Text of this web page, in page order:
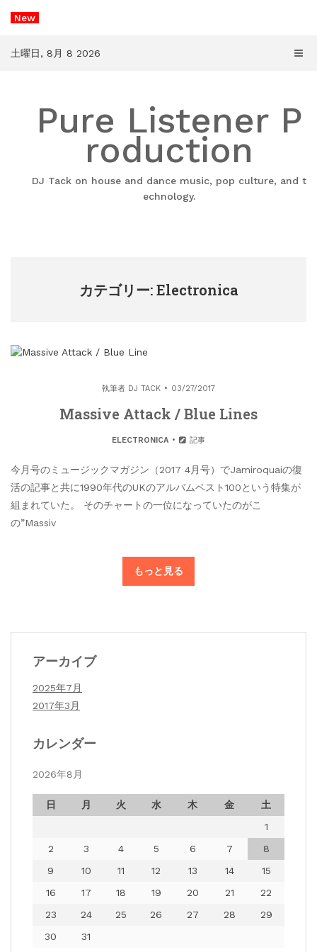
New
土曜日, 8月 8 2026
Pure Listener P
roduction
DJ Tack on house and dance music, pop culture, and t
echnology.
カテゴリー: Electronica
執筆者 DJ TACK 03/27/2017
Massive Attack / Blue Lines
ELECTRONICA 記事
今月号のミュージックマガジン（2017 4月号）でJamiroquaiの復
活の記事と共に1990年代のUKのアルバムベスト100という特集が
組まれていた。 そのチャートの一位になっていたのがこ
の”Massiv
もっと見る
アーカイブ
2025年7月
2017年3月
カレンダー
2026年8月
日 月 火 水 木 金
土
1
2
3 4 5 6 7
8
9
10 11 12 13 14
15
16
17 18 19 20 21
22
23
24 25 26 27 28
29
30
31